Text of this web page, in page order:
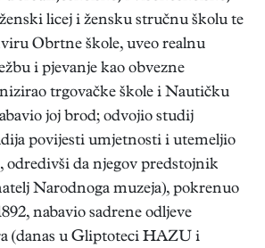
licej i žensku stručnu školu te
Obrtne škole, uveo realnu
i pjevanje kao obvezne
trgovačke škole i Nautičku
joj brod; odvojio studij
povijesti umjetnosti i utemeljio
odredivši da njegov predstojnik
Narodnoga muzeja), pokrenuo
nabavio sadrene odljeve
(danas u Gliptoteci HAZU i